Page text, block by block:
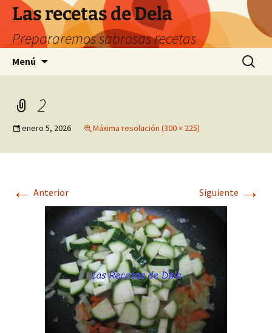
Saltar
contenido
Las recetas de Dela
Prepararemos sabrosas recetas
Menú Buscar:
2
enero 5, 2026 Máxima resolución (300 × 225)
← Anterior Siguiente →